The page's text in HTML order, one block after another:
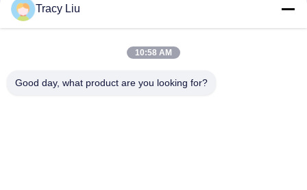
Blokkeer A, de Industriezone van YouYi, Xiamao-Dorp,
Tracy Liu
10:58 AM
Good day, what product are you looking for?